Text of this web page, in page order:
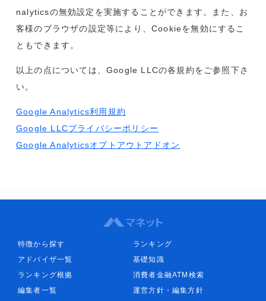
特徴から探す
ランキング
アドバイザ一覧
基礎知識
ランキング根拠
消費者金融ATM検索
編集者一覧
運営方針・編集方針